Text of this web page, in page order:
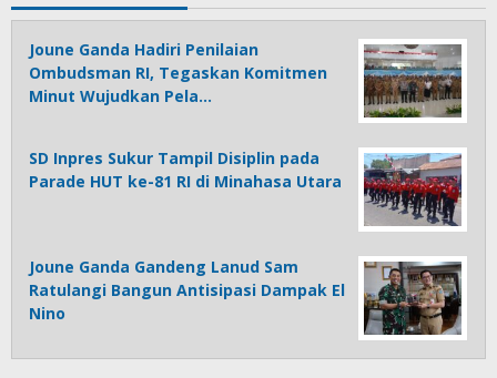
Joune Ganda Hadiri Penilaian
Ombudsman RI, Tegaskan Komitmen
Minut Wujudkan Pela…
SD Inpres Sukur Tampil Disiplin pada
Parade HUT ke-81 RI di Minahasa Utara
Joune Ganda Gandeng Lanud Sam
Ratulangi Bangun Antisipasi Dampak El
Nino